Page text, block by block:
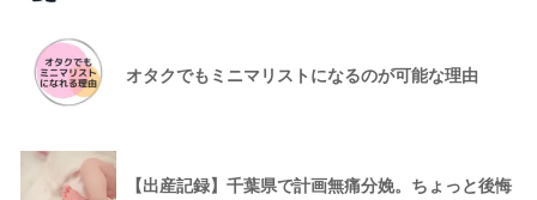
オタクでもミニマリストになるのが可能な理由
【出産記録】千葉県で計画無痛分娩。ちょっと後悔